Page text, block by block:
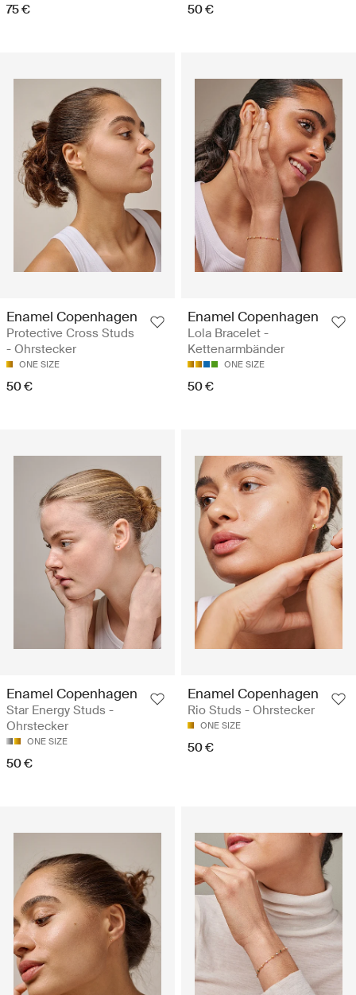
75 € 50 €
Enamel Copenhagen
Protective Cross Studs
- Ohrstecker
ONE SIZE
50 €
Enamel Copenhagen
Lola Bracelet -
Kettenarmbänder
ONE SIZE
50 €
Enamel Copenhagen
Star Energy Studs -
Ohrstecker
ONE SIZE
50 €
Enamel Copenhagen
Rio Studs - Ohrstecker
ONE SIZE
50 €